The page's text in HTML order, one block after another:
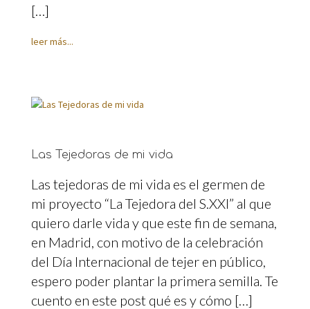
[…]
leer más...
Las Tejedoras de mi vida
Las tejedoras de mi vida es el germen de
mi proyecto “La Tejedora del S.XXI” al que
quiero darle vida y que este fin de semana,
en Madrid, con motivo de la celebración
del Día Internacional de tejer en público,
espero poder plantar la primera semilla. Te
cuento en este post qué es y cómo […]